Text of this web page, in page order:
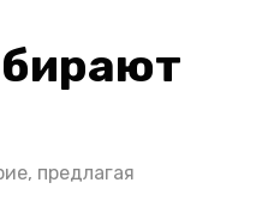
предлагая